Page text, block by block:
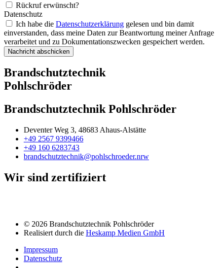
Rückruf erwünscht?
Datenschutz
Ich habe die Datenschutzerklärung gelesen und bin damit
einverstanden, dass meine Daten zur Beantwortung meiner Anfrage
verarbeitet und zu Dokumentationszwecken gespeichert werden.
Nachricht abschicken
Brandschutztechnik
Pohlschröder
Brandschutztechnik Pohlschröder
Deventer Weg 3, 48683 Ahaus-Alstätte
+49 2567 9399466
+49 160 6283743
brandschutztechnik@pohlschroeder.nrw
Wir sind zertifiziert
© 2026 Brandschutztechnik Pohlschröder
Realisiert durch die Heskamp Medien GmbH
Impressum
Datenschutz